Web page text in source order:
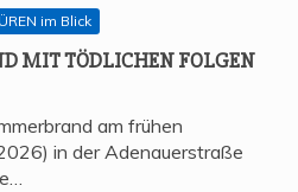
im Blick
MIT TÖD­LI­CHEN FOLGEN
am frühen
in der Adenauerstraße